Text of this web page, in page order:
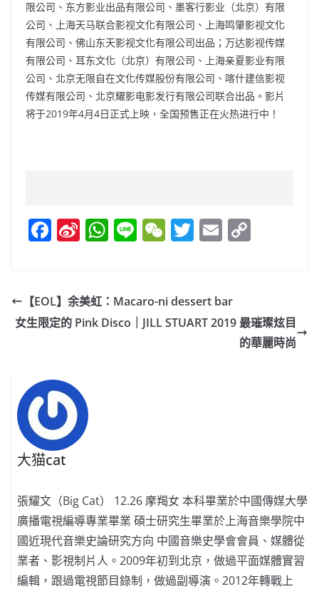
限公司、东方影业出品有限公司、墨客行影业（北京）有限
公司、上海天马联合影视文化有限公司、上海鸣肇影视文化
有限公司、佛山东天影视文化有限公司出品；万达影视传媒
有限公司、耳东文化（北京）有限公司、上海亲夏影业有限
公司、北京无限自在文化传媒股份有限公司、喀什建信影视
传媒有限公司、北京耀影电影发行有限公司联合出品。影片
将于2019年4月4日正式上映，全国预售正在火热进行中！
F
a
e
b
k
Si
n
W
ei
W
h
s
A
Li
n
W
e
h
at
T
w
er
E
m
l
Li
n
【EOL】余美虹：Macaro-ni dessert bar
女生限定的 Pink Disco｜JILL STUART 2019 最璀璨炫目
的華麗時尚
大猫cat
張耀文（Big Cat） 12.26 摩羯女 本科畢業於中國傳媒大學
廣播電視編導專業畢業 碩士研究生畢業於上海音樂學院中
國近現代音樂史論研究方向 中國音樂史學會會員、媒體從
業者、影視制片人。2009年初到北京，做過平面媒體實習
編輯，跟過電視節目錄制，做過副導演。2012年轉戰上